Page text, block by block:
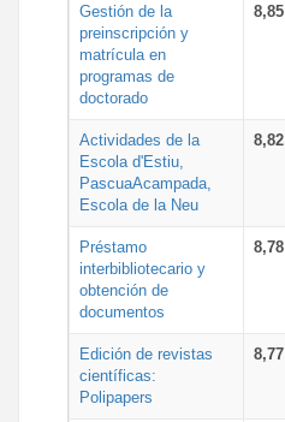
Gestión de la
preinscripción y
matrícula en
programas de
doctorado
8,85
Actividades de la
Escola d'Estiu,
PascuaAcampada,
Escola de la Neu
8,82
Préstamo
interbibliotecario y
obtención de
documentos
8,78
Edición de revistas
científicas:
Polipapers
8,77